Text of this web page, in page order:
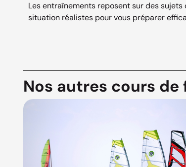
Les entraînements reposent sur des sujets
situation réalistes pour vous préparer
Nos autres cours de